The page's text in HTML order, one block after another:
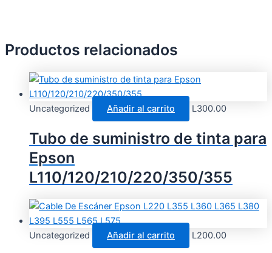
Productos relacionados
Uncategorized Añadir al carrito L300.00
Tubo de suministro de tinta para
Epson
L110/120/210/220/350/355
Uncategorized Añadir al carrito L200.00